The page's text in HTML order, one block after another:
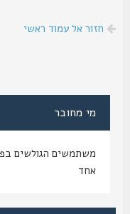
חזור אל עמוד ראשי
מי מחובר
משתמשים הגולשים